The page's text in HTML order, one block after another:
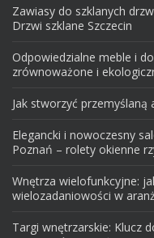
Zawiasy do szklanych
Drzwi szklane Szczecin
Odpowiedzialne meble i
zrównoważone i
Jak stworzyć przemyślaną
Elegancki i nowoczesny
Poznań – rolety okienne
Wnętrza wielofunkcyjne:
wielozadaniowości w
Targi wnętrzarskie: Klucz